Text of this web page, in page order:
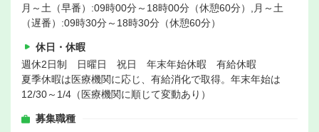
月～土（早番）:09時00分～18時00分（休憩60分）,月～土
（遅番）:09時30分～18時30分（休憩60分）
休日・休暇
週休2日制 日曜日 祝日 年末年始休暇 有給休暇
夏季休暇は医療機関に応じ、有給消化で取得。年末年始は
12/30～1/4（医療機関に順じて変動あり）
募集職種